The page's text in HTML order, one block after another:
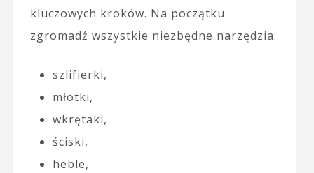
kluczowych kroków. Na początku
zgromadź wszystkie niezbędne narzędzia:
szlifierki,
młotki,
wkrętaki,
ściski,
heble,